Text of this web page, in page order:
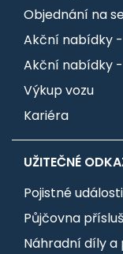
Objednání na
Akční nabídky
Akční nabídky
Výkup vozu
Kariéra
UŽITEČNÉ
Pojistné události
Půjčovna
Náhradní díly